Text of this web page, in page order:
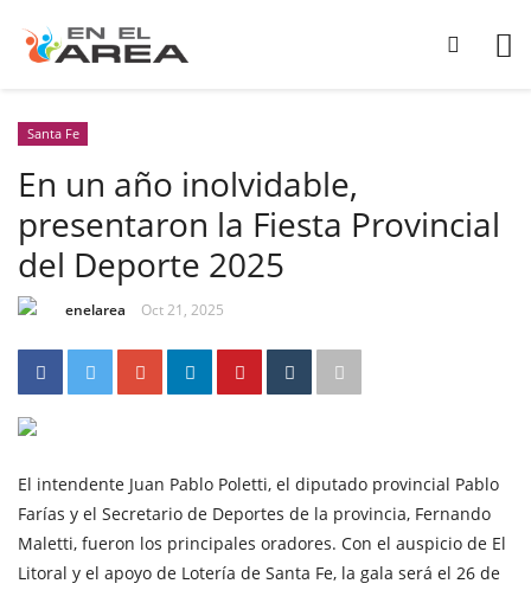
Santa Fe
En un año inolvidable,
presentaron la Fiesta Provincial
del Deporte 2025
enelarea Oct 21, 2025
El intendente Juan Pablo Poletti, el diputado provincial Pablo
Farías y el Secretario de Deportes de la provincia, Fernando
Maletti, fueron los principales oradores. Con el auspicio de El
Litoral y el apoyo de Lotería de Santa Fe, la gala será el 26 de